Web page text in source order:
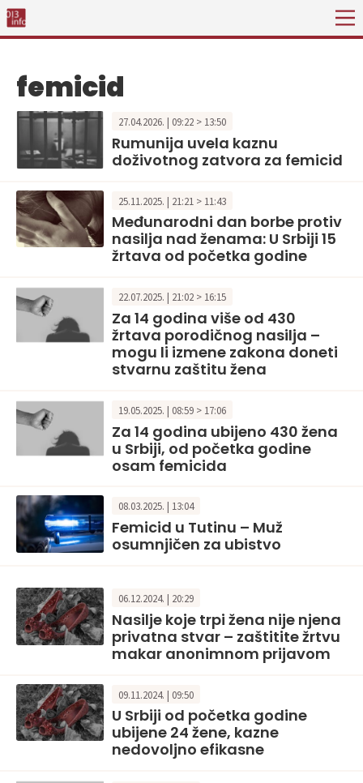
femicid
27.04.2026. | 09:22 > 13:50
Rumunija uvela kaznu
doživotnog zatvora za femicid
25.11.2025. | 21:21 > 11:43
Međunarodni dan borbe protiv
nasilja nad ženama: U Srbiji 15
žrtava od početka godine
22.07.2025. | 21:02 > 16:15
Za 14 godina više od 430
žrtava porodičnog nasilja –
mogu li izmene zakona doneti
stvarnu zaštitu žena
19.05.2025. | 08:59 > 17:06
Za 14 godina ubijeno 430 žena
u Srbiji, od početka godine
osam femicida
08.03.2025. | 13:04
Femicid u Tutinu – Muž
osumnjičen za ubistvo
06.12.2024. | 20:29
Nasilje koje trpi žena nije njena
privatna stvar – zaštitite žrtvu
makar anonimnom prijavom
09.11.2024. | 09:50
U Srbiji od početka godine
ubijene 24 žene, kazne
nedovoljno efikasne